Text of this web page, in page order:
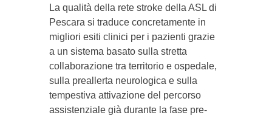
La qualità della rete stroke della ASL di
Pescara si traduce concretamente in
migliori esiti clinici per i pazienti grazie
a un sistema basato sulla stretta
collaborazione tra territorio e ospedale,
sulla preallerta neurologica e sulla
tempestiva attivazione del percorso
assistenziale già durante la fase pre-